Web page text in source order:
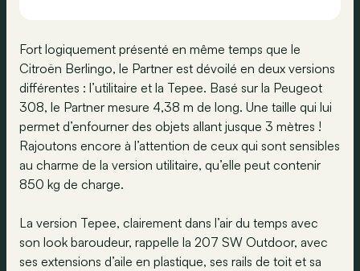
Fort logiquement présenté en même temps que le
Citroën Berlingo, le Partner est dévoilé en deux versions
différentes : l’utilitaire et la Tepee. Basé sur la Peugeot
308, le Partner mesure 4,38 m de long. Une taille qui lui
permet d’enfourner des objets allant jusque 3 mètres !
Rajoutons encore à l’attention de ceux qui sont sensibles
au charme de la version utilitaire, qu’elle peut contenir
850 kg de charge.
La version Tepee, clairement dans l’air du temps avec
son look baroudeur, rappelle la 207 SW Outdoor, avec
ses extensions d’aile en plastique, ses rails de toit et sa